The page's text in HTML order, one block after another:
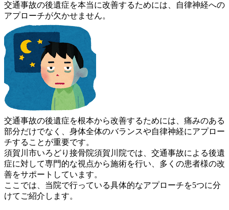
交通事故の後遺症を本当に改善するためには、自律神経への
アプロ ーチが欠かせません。
交通事故の後遺症を根本から改善するためには、痛みのある
部分だけでなく、身体全体のバランスや自律神経にアプロー
チすることが重要です。
須賀川市いろどり接骨院須賀川院では、交通事故による後遺
症に対して専門的な視点から施術を行い、多くの患者様の改
善をサポート しています。
ここでは、当院で行っている具体的なアプローチを5つに分
けてご紹介します。